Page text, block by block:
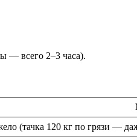
— всего 2–3 часа).
(тачка 120 кг по грязи —